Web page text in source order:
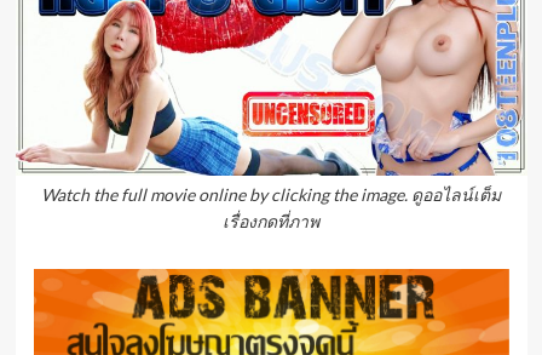
Watch the full movie online by clicking the image. ดูออไลน์เต็ม
เรื่องกดที่ภาพ